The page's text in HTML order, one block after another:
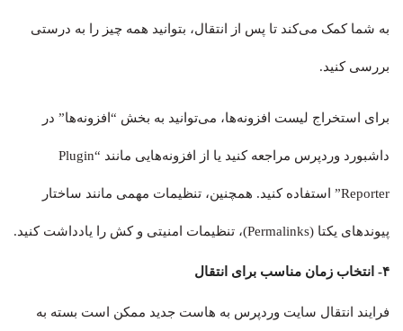
به شما کمک می‌کند تا پس از انتقال، بتوانید همه چیز را به درستی
بررسی کنید.
برای استخراج لیست افزونه‌ها، می‌توانید به بخش “افزونه‌ها” در
داشبورد وردپرس مراجعه کنید یا از افزونه‌هایی مانند “Plugin
Reporter” استفاده کنید. همچنین، تنظیمات مهمی مانند ساختار
پیوندهای یکتا (Permalinks)، تنظیمات امنیتی و کش را یادداشت کنید.
۴- انتخاب زمان مناسب برای انتقال
فرایند انتقال سایت وردپرس به هاست جدید ممکن است بسته به